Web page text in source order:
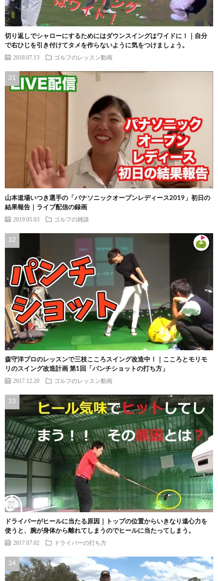
切り返しでシャローにするためにはダウンスイングはワイドに！｜自分
で右ひじを引き付けてタメを作らないように気をつけましょう。
2018.07.13 ゴルフのレッスン動画
山本道場いつき選手の「パナソニックオープンレディース2019」初日の
結果報告｜ライブ配信の録画
2019.05.03 ゴルフの雑談
森守洋プロのレッスンで三枝こころスイング改造中！｜こころとモリモ
リのスイング改造計画 第1回「パンチショットの打ち方」
2017.12.20 ゴルフのレッスン動画
ドライバーがヒールに当たる原因｜トップの位置からいきなり遠心力を
使うと、腕が身体から離れてしまうのでヒールに当たってしまう。
2017.07.02 ドライバーの打ち方